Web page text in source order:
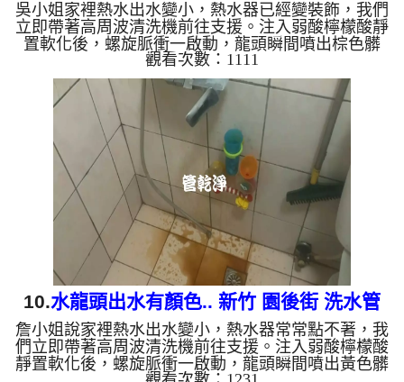
洗
吳小姐家裡熱水出水變小，熱水器已經變裝飾，我們
立即帶著高周波清洗機前往支援。注入弱酸檸檬酸靜
置軟化後，螺旋脈衝一啟動，龍頭瞬間噴出棕色髒
水！越來越深，看起來像是冬瓜茶，兩個多小時後，
出水變乾淨熱水出水量也恢復了。 為什麼水管需要
定期「大掃除」？ 單靠水壓帶不走管壁陳年汙垢。
不同的水質顏色，反映了不同的居家隱患： 棕色
（鐵鏽）： 管線老化徵兆。 黑色（氧化錳）： 常見
於地下水源。 綠色（銅綠）： 銅合金接頭氧化。 乳
白（生物膜...
觀看次數：1111
10.水龍頭出水有顏色.. 新竹 園後街 洗水管
詹小姐說家裡熱水出水變小，熱水器常常點不著，我
們立即帶著高周波清洗機前往支援。注入弱酸檸檬酸
靜置軟化後，螺旋脈衝一啟動，龍頭瞬間噴出黃色髒